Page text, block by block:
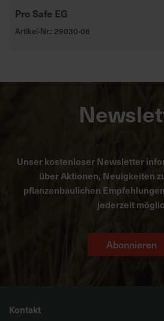
Pro Safe EG
Artikel-Nr.: 29030-06
Unser kostenloser Newsletter
über Aktionen, Neuigkeiten
pflanzenbaulichen
jederzeit
Abonnieren
Kontakt